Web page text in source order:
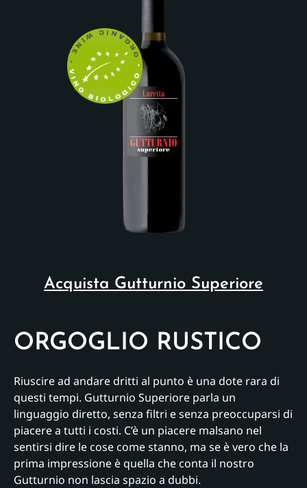
Acquista Gutturnio Superiore
ORGOGLIO RUSTICO
Riuscire ad andare dritti al punto è una dote rara di
questi tempi. Gutturnio Superiore parla un
linguaggio diretto, senza filtri e senza preoccuparsi di
piacere a tutti i costi. C’è un piacere malsano nel
sentirsi dire le cose come stanno, ma se è vero che la
prima impressione è quella che conta il nostro
Gutturnio non lascia spazio a dubbi.